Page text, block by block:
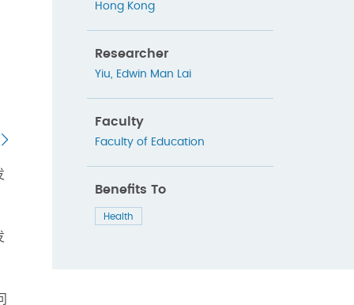
Hong Kong
Researcher
Yiu, Edwin Man Lai
Faculty
Faculty of Education
Benefits To
Health